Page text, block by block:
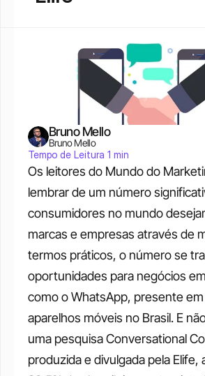
Os leitores do Mundo do
lembrar de um número
consumidores no mundo
marcas e empresas através de
termos práticos, o número se
oportunidades para negócios
como o WhatsApp, presente
aparelhos móveis no Brasil. E
uma pesquisa Conversational
produzida e divulgada pela Elife,
Bruno Mello
Bruno Mello
Tempo de Leitura 1 min